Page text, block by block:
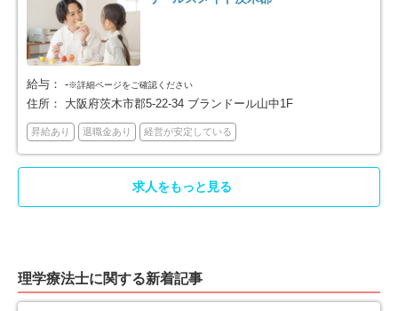
豊中市 180
吹田市 141
高槻市 91 貝塚市 20
守口市 60 枚方市 108
八尾市
寝屋川市 71
給与： -※詳細ページをご確認ください
住所： 大阪府茨木市郡5-22-34 ブランドール山中1F
昇給あり 退職金あり 経営が安定している
求人をもっと見る
理学療法士に関する新着記事